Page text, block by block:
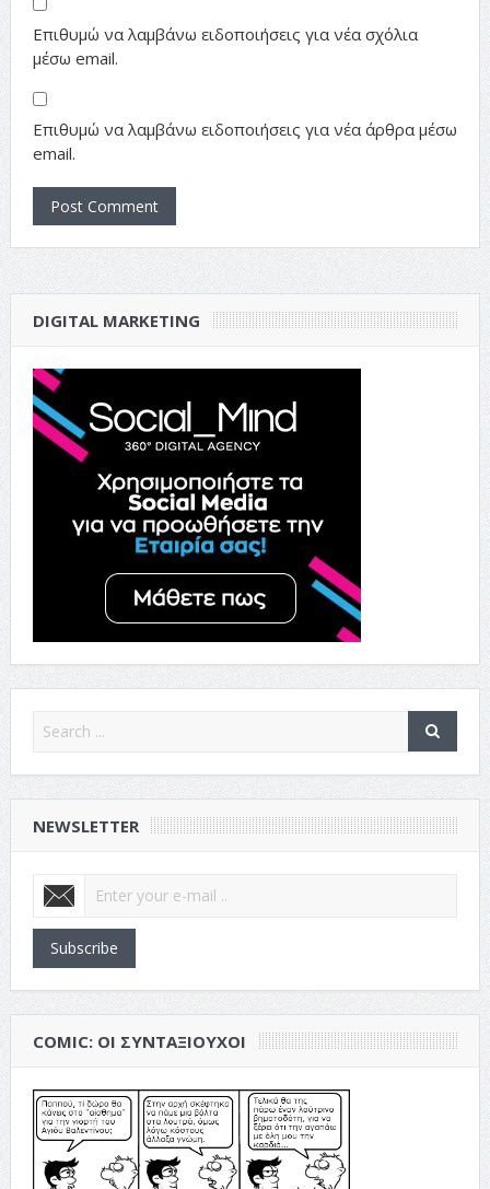
Επιθυμώ να λαμβάνω ειδοποιήσεις για νέα σχόλια
μέσω email.
Επιθυμώ να λαμβάνω ειδοποιήσεις για νέα άρθρα μέσω
email.
DIGITAL MARKETING
NEWSLETTER
Subscribe
COMIC: ΟΙ ΣΥΝΤΑΞΙΟΎΧΟΙ